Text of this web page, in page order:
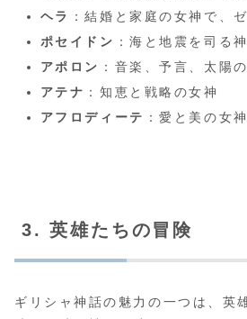
ヘラ
：結婚と家庭の女神で、
ポセイドン ：海と地震を司る神
アポロン ：音楽、予言、太陽
アテナ ：知恵と戦略の女神
アフロディーテ ：愛と美の女神
3. 英雄たちの冒険
ギリシャ神話の魅力の一つは、英